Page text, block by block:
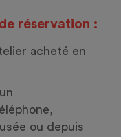
réservation :
acheté en
ou depuis